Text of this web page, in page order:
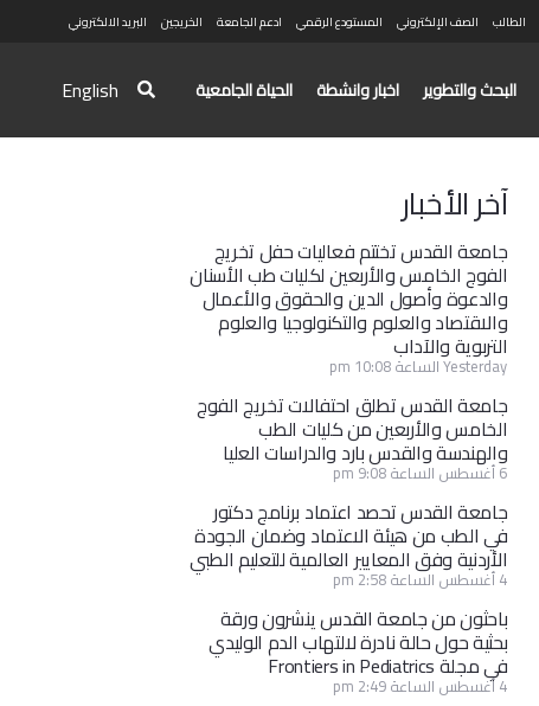
الطالب الصف الإلكتروني المستودع الرقمي ادعم الجامعة الخريجين البريد الالكتروني
البحث والتطوير اخبار وانشطة الحياة الجامعية English
آخر الأخبار
جامعة القدس تختتم فعاليات حفل تخريج
الفوج الخامس والأربعين لكليات طب الأسنان
والدعوة وأصول الدين والحقوق والأعمال
والاقتصاد والعلوم والتكنولوجيا والعلوم
التربوية والآداب
Yesterday الساعة 10:08 pm
جامعة القدس تطلق احتفالات تخريج الفوج
الخامس والأربعين من كليات الطب
والهندسة والقدس بارد والدراسات العليا
6 أغسطس الساعة 9:08 pm
جامعة القدس تحصد اعتماد برنامج دكتور
في الطب من هيئة الاعتماد وضمان الجودة
الأردنية وفق المعايير العالمية للتعليم الطبي
4 أغسطس الساعة 2:58 pm
باحثون من جامعة القدس ينشرون ورقة
بحثية حول حالة نادرة لالتهاب الدم الوليدي
في مجلة Frontiers in Pediatrics
4 أغسطس الساعة 2:49 pm